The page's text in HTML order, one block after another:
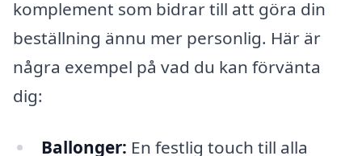
komplement som bidrar till att göra din
beställning ännu mer personlig. Här är
några exempel på vad du kan förvänta
dig:
Ballonger: En festlig touch till alla